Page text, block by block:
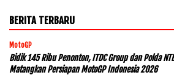
BERITA TERBARU
MotoGP
Bidik 145 Ribu Penonton, ITDC Group dan Polda
Matangkan Persiapan MotoGP Indonesia 2026